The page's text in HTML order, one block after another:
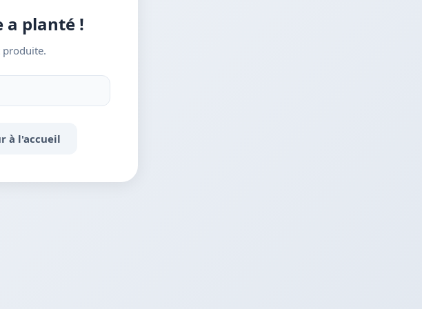
a planté !
produite.
à l'accueil